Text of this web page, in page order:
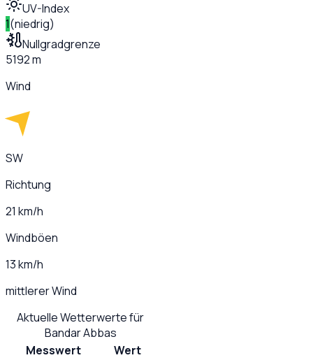
UV-Index
1(niedrig)
Nullgradgrenze
5192 m
Wind
SW
Richtung
21 km/h
Windböen
13 km/h
mittlerer Wind
Aktuelle Wetterwerte für
Bandar Abbas
Messwert
Wert